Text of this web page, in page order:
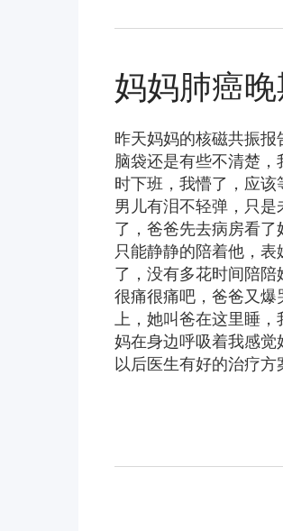
妈妈肺癌
昨天妈妈的核磁共振
脑袋还是有些不清楚
时下班，我懵了，应该
男儿有泪不轻弹，只
了，爸爸先去病房看了
只能静静的陪着他，
了，没有多花时间陪
很痛很痛吧，爸爸又
上，她叫爸在这里睡
妈在身边呼吸着我感
以后医生有好的治疗